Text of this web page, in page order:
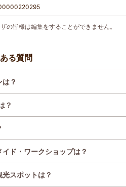
の皆様は編集をすることができません。
る質問
？
？
ド・ワークショップは？
スポットは？